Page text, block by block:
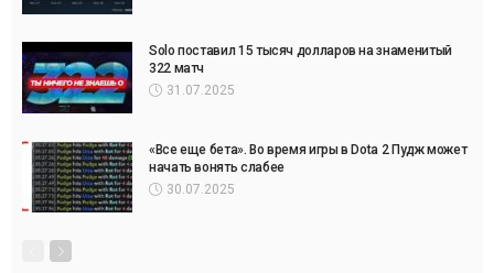
Solo поставил 15 тысяч долларов на знаменитый
322 матч
31.07.2025
«Все еще бета». Во время игры в Dota 2 Пудж может
начать вонять слабее
30.07.2025